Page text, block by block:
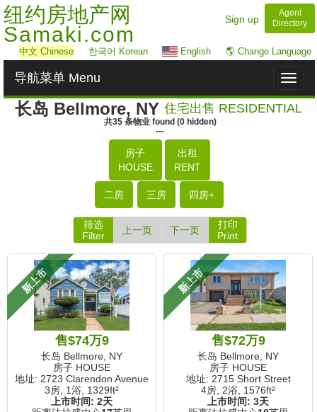
纽约房地产网
Samaki.com
Sign up
Agent
Directory
中文 Chinese 한국어 Korean English 🌎 Change Language
Toggle
导航菜单 Menu
长岛 Bellmore, NY 住宅出售 RESIDENTIAL
共35 条物业found (0hidden)
---
房子
HOUSE
出租
RENT
二房 三房 四房+
筛选
Filter
上一页 下一页
打印
Print
新上市
售$74万9
长岛 Bellmore, NY
房子 HOUSE
地址: 2723 Clarendon Avenue
3房, 1浴, 1329ft²
上市时间: 2天
新上市
售$72万9
长岛 Bellmore, NY
房子 HOUSE
地址: 2715 Short Street
4房, 2浴, 1576ft²
上市时间: 3天